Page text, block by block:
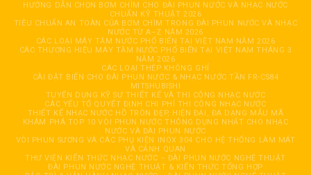
HƯỚNG DẪN CHỌN BƠM CHÌM CHO ĐÀI PHUN NƯỚC VÀ NHẠC NƯỚC
CHUẨN KỸ THUẬT 2026
TIÊU CHUẨN AN TOÀN CỦA BƠM CHÌM TRONG ĐÀI PHUN NƯỚC VÀ NHẠC
NƯỚC TỪ A–Z NĂM 2026
CÁC LOẠI MÁY TĂM NƯỚC PHỔ BIẾN TẠI VIỆT NAM NĂM 2026
CÁC THƯƠNG HIỆU MÁY TĂM NƯỚC PHỔ BIẾN TẠI VIỆT NAM THÁNG 3
NĂM 2026
CÁC LOẠI THÉP KHÔNG GHỈ
CÀI ĐẶT BIẾN CHO ĐÀI PHUN NƯỚC & NHẠC NƯỚC TẦN FR-CS84
MITSHUBISHI
TUYỂN DỤNG KỸ SƯ THIẾT KẾ VÀ THI CÔNG NHẠC NƯỚC
CÁC YẾU TỐ QUYẾT ĐỊNH CHI PHÍ THI CÔNG NHẠC NƯỚC
THIẾT KẾ NHẠC NƯỚC HỒ TRÒN ĐẸP, HIỆN ĐẠI, ĐA DẠNG MẪU MÃ
KHÁM PHÁ TOP 10 VÒI PHUN NƯỚC THÔNG DỤNG NHẤT CHO NHẠC
NƯỚC VÀ ĐÀI PHUN NƯỚC
VÒI PHUN SƯƠNG VÀ CÁC PHỤ KIỆN INOX 304 CHO HỆ THỐNG LÀM MÁT
VÀ CẢNH QUAN
THƯ VIỆN KIẾN THỨC NHẠC NƯỚC – ĐÀI PHUN NƯỚC NGHỆ THUẬT
ĐÀI PHUN NƯỚC NGHỆ THUẬT & KIẾN THỨC TỔNG HỢP